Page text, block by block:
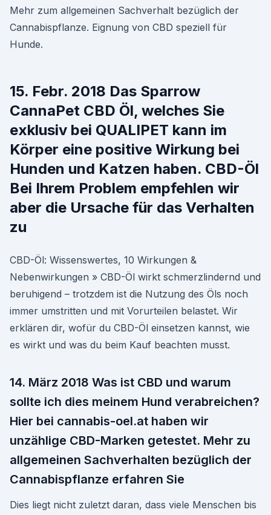
Mehr zum allgemeinen Sachverhalt bezüglich der
Cannabispflanze. Eignung von CBD speziell für
Hunde.
15. Febr. 2018 Das Sparrow
CannaPet CBD Öl, welches Sie
exklusiv bei QUALIPET kann im
Körper eine positive Wirkung bei
Hunden und Katzen haben. CBD-Öl
Bei Ihrem Problem empfehlen wir
aber die Ursache für das Verhalten
zu
CBD-Öl: Wissenswertes, 10 Wirkungen &
Nebenwirkungen » CBD-Öl wirkt schmerzlindernd und
beruhigend – trotzdem ist die Nutzung des Öls noch
immer umstritten und mit Vorurteilen belastet. Wir
erklären dir, wofür du CBD-Öl einsetzen kannst, wie
es wirkt und was du beim Kauf beachten musst.
14. März 2018 Was ist CBD und warum
sollte ich dies meinem Hund verabreichen?
Hier bei cannabis-oel.at haben wir
unzählige CBD-Marken getestet. Mehr zu
allgemeinen Sachverhalten bezüglich der
Cannabispflanze erfahren Sie
Dies liegt nicht zuletzt daran, dass viele Menschen bis